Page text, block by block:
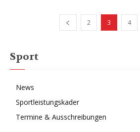
2 3 4
Sport
News
Sportleistungskader
Termine & Ausschreibungen